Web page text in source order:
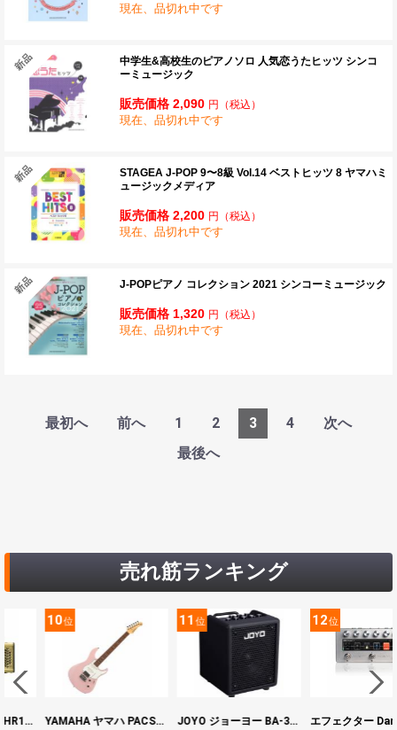
現在、品切れ中です
中学生&高校生のピアノソロ 人気恋うたヒッツ シンコ
ーミュージック
販売価格 2,090 円 （税込）
現在、品切れ中です
STAGEA J-POP 9〜8級 Vol.14 ベストヒッツ 8 ヤマハミ
ュージックメディア
販売価格 2,200 円 （税込）
現在、品切れ中です
J-POPピアノ コレクション 2021 シンコーミュージック
販売価格 1,320 円 （税込）
現在、品切れ中です
最初へ 前へ 1 2 3 4
次へ
最後へ
売れ筋ランキング
YAMAHA ヤマハ PACS+12 ASP Pacifica Standard Plus パシフィカスタンダードプラス エレキギター
11位
JOYO ジョーヨー BA-30 VIBE CUBE BLK 30W 小型ベースアンプ Bluetooth+OTGオーディオI/F搭載
12位
エフェクター Darkglass Electronics Anagram ベースエフェクター プリアンプ ダークグラス アナグラム
13位